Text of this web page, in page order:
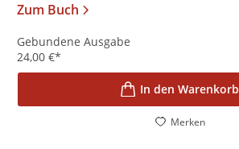
Zum Buch
Gebundene Ausgabe
24,00 €*
In den Warenkorb
Merken